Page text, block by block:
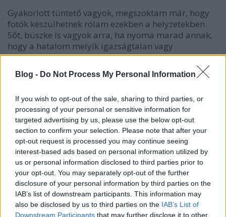
Blog - Do Not Process My Personal Information
If you wish to opt-out of the sale, sharing to third parties, or
processing of your personal or sensitive information for
targeted advertising by us, please use the below opt-out
section to confirm your selection. Please note that after your
opt-out request is processed you may continue seeing
interest-based ads based on personal information utilized by
us or personal information disclosed to third parties prior to
your opt-out. You may separately opt-out of the further
disclosure of your personal information by third parties on the
IAB’s list of downstream participants. This information may
also be disclosed by us to third parties on the IAB’s List of
Downstream Participants that may further disclose it to other
Gyakorlott tüntető vagyok, megszoktam már, hogy
fotók készülhetnek rólam ezekben a helyzetekben.
Sőt, büszke is vagyok arra, ha nyoma marad annak,
hogy a hatalom melyik igazságtalan vagy
embertelen lépése ellen tiltakozom éppen. Bár nem
tekintem őket sajtónak, de azzal sincsen különösebb
problémám,…